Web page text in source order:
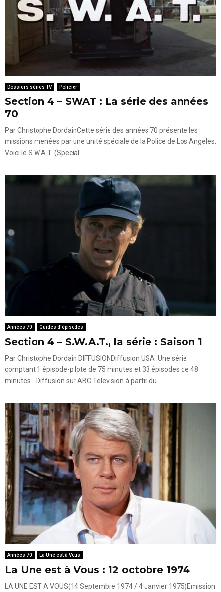
Dossiers séries TV Policier
Section 4 – SWAT : La série des années
70
Par Christophe DordainCette série des années 70 présente les
missions menées par une unité spéciale de la Police de Los Angeles.
Voici le S.W.A.T. (Special...
Années 70 Guides d'épisodes
Section 4 – S.W.A.T., la série : Saison 1
Par Christophe Dordain DIFFUSIONDiffusion USA :Une série
comptant 1 épisode-pilote de 75 minutes et 33 épisodes de 48
minutes.- Diffusion sur ABC Television à partir du...
Années 70 La Une est à Vous
La Une est à Vous : 12 octobre 1974
LA UNE EST A VOUS(14 Septembre 1974 / 4 Janvier 1975)Emission